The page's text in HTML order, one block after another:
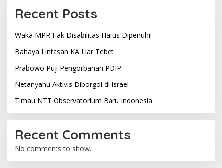
Recent Posts
Waka MPR Hak Disabilitas Harus Dipenuhi!
Bahaya Lintasan KA Liar Tebet
Prabowo Puji Pengorbanan PDIP
Netanyahu Aktivis Diborgol di Israel
Timau NTT Observatorium Baru Indonesia
Recent Comments
No comments to show.